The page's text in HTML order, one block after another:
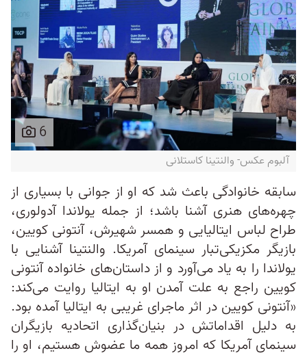
6
آلبوم عکس- والنتینا کاستلانی
سابقه خانوادگی باعث شد که او از جوانی با بسیاری از
چهره‌های هنری آشنا باشد؛ از جمله یولاندا آدولوری،
طراح لباس ایتالیایی و همسر شهیرش، آنتونی کویین،
بازیگر مکزیکی‌تبار سینمای آمریکا. والنتینا آشنایی با
یولاندا را به یاد می‌آورد و از داستان‌های خانواده آنتونی
کویین راجع به علت آمدن او به ایتالیا روایت می‌کند:
«آنتونی کویین در اثر ماجرای غریبی به ایتالیا آمده بود.
به دلیل اقداماتش در بنیان‌گذاری اتحادیه بازیگران
سینمای آمریکا که امروز همه‌ ما عضوش هستیم، او را